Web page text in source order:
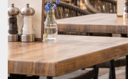
TERRASTAFELBLAD TOPALIT
BENETT MET MESSING RAND
€54,95